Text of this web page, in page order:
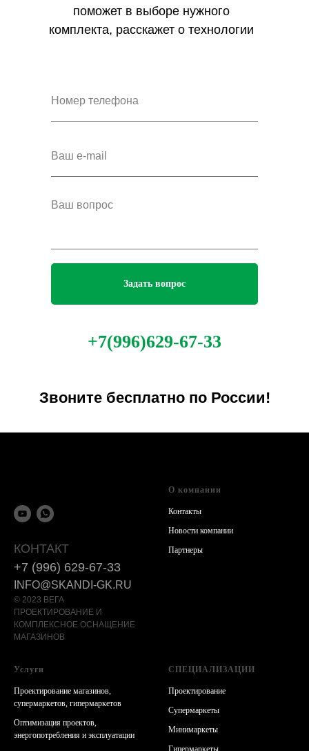
поможет в выборе нужного
комплекта, расскажет о технологии
Задать вопрос
+7(996)629-67-33
Звоните бесплатно по России!
КОНТАКТ
+7 (996) 629-67-33
INFO@SKANDI-GK.RU
© 2023 ВЕГА
ПРОЕКТИРОВАНИЕ И
КОМПЛЕКСНОЕ ОСНАЩЕНИЕ
МАГАЗИНОВ
О компании
Контакты
Новости компании
Партнеры
Услуги
Проектирование магазинов,
супермаркетов, гипермаркетов
Оптимизация проектов,
энергопотребления и эксплуатации
СПЕЦИАЛИЗАЦИИ
Проектирование
Супермаркеты
Минимаркеты
Гипермаркеты